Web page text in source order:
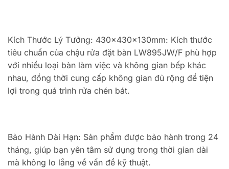
Kích Thước Lý Tưởng: 430x430x130mm: Kích thước
tiêu chuẩn của chậu rửa đặt bàn LW895JW/F phù hợp
với nhiều loại bàn làm việc và không gian bếp khác
nhau, đồng thời cung cấp không gian đủ rộng để tiện
lợi trong quá trình rửa chén bát.
Bảo Hành Dài Hạn: Sản phẩm được bảo hành trong 24
tháng, giúp bạn yên tâm sử dụng trong thời gian dài
mà không lo lắng về vấn đề kỹ thuật.